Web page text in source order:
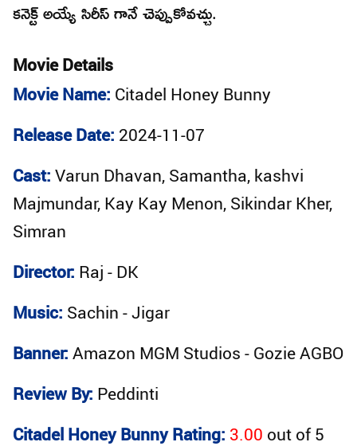
కనెక్ట్ అయ్యే సిరీస్ గానే చెప్పుకోవచ్చు.
Movie Details
Movie Name: Citadel Honey Bunny
Release Date: 2024-11-07
Cast: Varun Dhavan, Samantha, kashvi
Majmundar, Kay Kay Menon, Sikindar Kher,
Simran
Director: Raj - DK
Music: Sachin - Jigar
Banner: Amazon MGM Studios - Gozie AGBO
Review By: Peddinti
Citadel Honey Bunny Rating: 3.00 out of5